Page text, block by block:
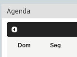
Agenda
Dom Seg